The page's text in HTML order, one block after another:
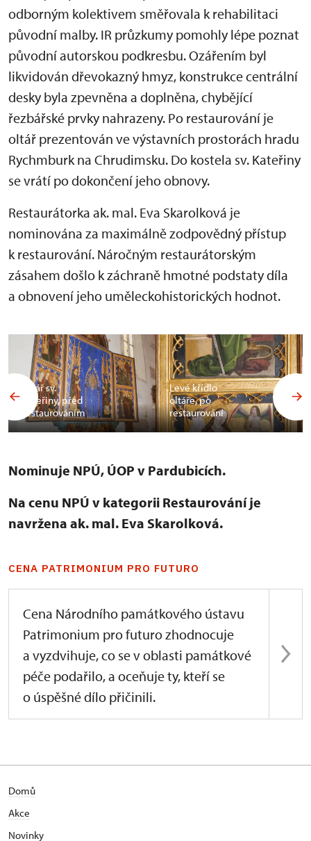
odborným kolektivem směřovala k rehabilitaci
původní malby. IR průzkumy pomohly lépe poznat
původní autorskou podkresbu. Ozářením byl
likvidován dřevokazný hmyz, konstrukce centrální
desky byla zpevněna a doplněna, chybějící
řezbářské prvky nahrazeny. Po restaurování je
oltář prezentován ve výstavních prostorách hradu
Rychmburk na Chrudimsku. Do kostela sv. Kateřiny
se vrátí po dokončení jeho obnovy.
Restaurátorka ak. mal. Eva Skarolková je
nominována za maximálně zodpovědný přístup
k restaurování. Náročným restaurátorským
zásahem došlo k záchraně hmotné podstaty díla
a obnovení jeho uměleckohistorických hodnot.
Oltář sv.
Kateřiny, před
restaurováním
Levé křídlo
oltáře, po
restaurování
Nominuje NPÚ, ÚOP v Pardubicích.
Na cenu NPÚ v kategorii Restaurování je
navržena ak. mal. Eva Skarolková.
CENA PATRIMONIUM PRO FUTURO
Cena Národního památkového ústavu
Patrimonium pro futuro zhodnocuje
a vyzdvihuje, co se v oblasti památkové
péče podařilo, a oceňuje ty, kteří se
o úspěšné dílo přičinili.
Domů
Akce
Novinky